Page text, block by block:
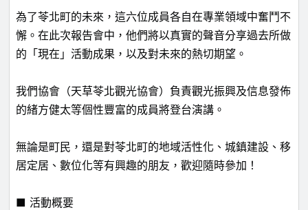
為了苓北町的未來，這六位成員各自在專業領域中奮鬥不
懈。在此次報告會中，他們將以真實的聲音分享過去所做
的「現在」活動成果，以及對未來的熱切期望。
我們協會（天草苓北觀光協會）負責觀光振興及信息發佈
的緒方健太等個性豐富的成員將登台演講。
無論是町民，還是對苓北町的地域活性化、城鎮建設、移
居定居、數位化等有興趣的朋友，歡迎隨時參加！
■ 活動概要